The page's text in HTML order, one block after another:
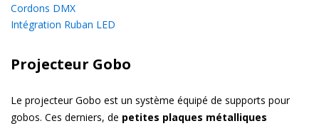
Cordons DMX
Intégration Ruban LED
Projecteur Gobo
Le projecteur Gobo est un système équipé de supports pour
gobos. Ces derniers, de petites plaques métalliques